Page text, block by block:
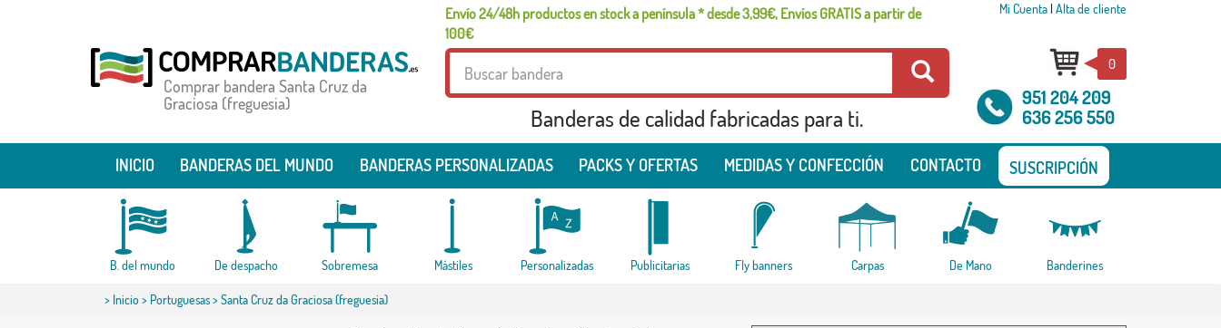
Envío 24/48h productos en stock a península * desde 3,99€, Envíos GRATIS a partir de
100€
Mi Cuenta| Alta de cliente
Comprar bandera Santa Cruz da
Graciosa (freguesia)
Banderas de calidad fabricadas para ti.
0
951 204 209
636 256 550
INICIO BANDERAS DEL MUNDO BANDERAS PERSONALIZADAS PACKS Y OFERTAS MEDIDAS Y CONFECCIÓN CONTACTO SUSCRIPCIÓN
B. del mundo De despacho Sobremesa Mástiles Personalizadas Publicitarias Fly banners Carpas De Mano Banderines
> Inicio> Portuguesas> Santa Cruz da Graciosa (freguesia)